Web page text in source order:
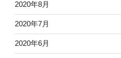
2020年8月
2020年7月
2020年6月